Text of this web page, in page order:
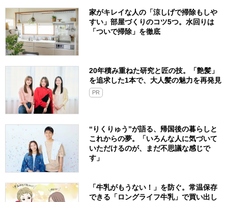
家がキレイな人の「涼しげで掃除もしや
すい」部屋づくりのコツ5つ。水回りは
「ついで掃除」を徹底
20年積み重ねた研究と匠の技。「艶髪」
を追求した1本で、大人髪の魅力を再発見
PR
“りくりゅう”が語る、帰国後の暮らしと
これからの夢。「いろんな人に気づいて
いただけるのが、まだ不思議な感じで
す」
「牛乳がもうない！」を防ぐ。常温保存
できる「ロングライフ牛乳」で買い出し